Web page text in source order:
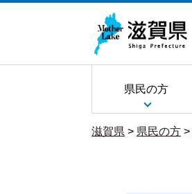
県民の方
滋賀県 > 県民の方 >